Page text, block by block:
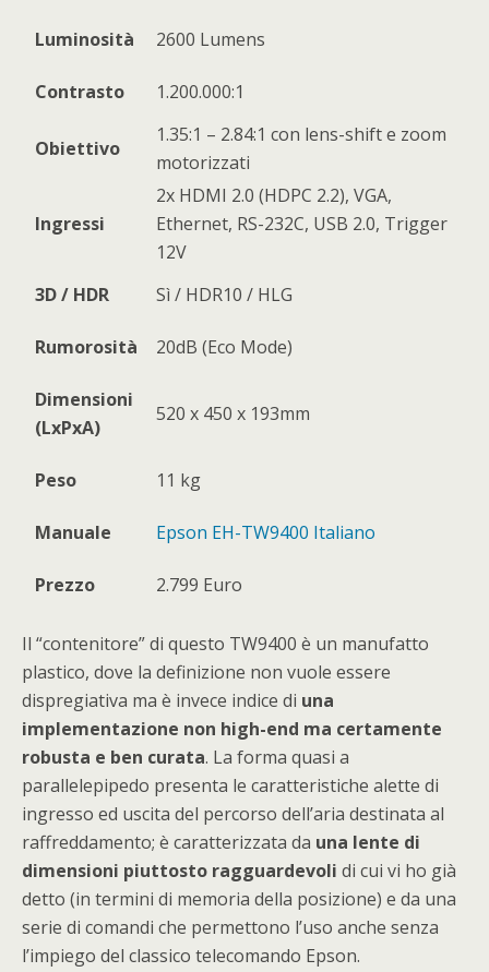
Luminosità 2600 Lumens
Contrasto 1.200.000:1
Obiettivo
1.35:1 – 2.84:1 con lens-shift e zoom
motorizzati
Ingressi
2x HDMI 2.0 (HDPC 2.2), VGA,
Ethernet, RS-232C, USB 2.0, Trigger
12V
3D / HDR
Sì / HDR10 / HLG
Rumorosità 20dB (Eco Mode)
Dimensioni
(LxPxA)
520 x 450 x 193mm
Peso 11 kg
Manuale Epson EH-TW9400 Italiano
Prezzo 2.799 Euro
Il “contenitore” di questo TW9400 è un manufatto
plastico, dove la definizione non vuole essere
dispregiativa ma è invece indice di una
implementazione non high-end ma certamente
robusta e ben curata. La forma quasi a
parallelepipedo presenta le caratteristiche alette di
ingresso ed uscita del percorso dell’aria destinata al
raffreddamento; è caratterizzata da una lente di
dimensioni piuttosto ragguardevoli di cui vi ho già
detto (in termini di memoria della posizione) e da una
serie di comandi che permettono l’uso anche senza
l’impiego del classico telecomando Epson.